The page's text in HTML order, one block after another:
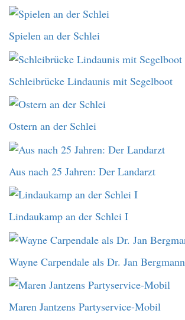
Spielen an der Schlei
Schleibrücke Lindaunis mit Segelboot
Ostern an der Schlei
Aus nach 25 Jahren: Der Landarzt
Lindaukamp an der Schlei I
Wayne Carpendale als Dr. Jan Bergmann
Maren Jantzens Partyservice-Mobil